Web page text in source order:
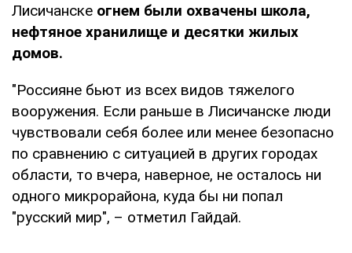
Лисичанске огнем были охвачены школа,
нефтяное хранилище и десятки жилых
домов.
"Россияне бьют из всех видов тяжелого
вооружения. Если раньше в Лисичанске люди
чувствовали себя более или менее безопасно
по сравнению с ситуацией в других городах
области, то вчера, наверное, не осталось ни
одного микрорайона, куда бы ни попал
"русский мир", – отметил Гайдай.